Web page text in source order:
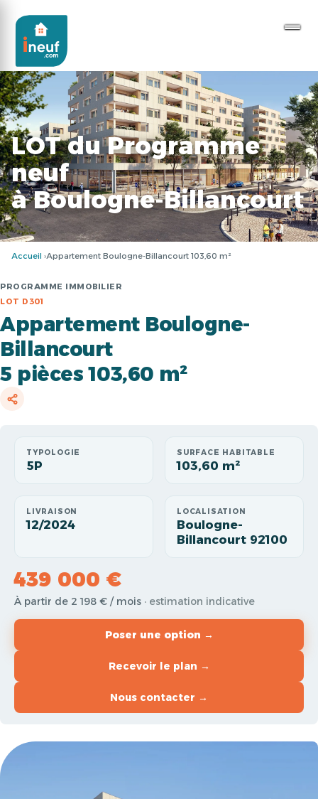
LOT du Programme
neuf
à Boulogne-Billancourt
Accueil Appartement Boulogne-Billancourt 103,60 m²
PROGRAMME IMMOBILIER
LOT D301
Appartement Boulogne-
Billancourt
5 pièces 103,60 m²
TYPOLOGIE
5P
SURFACE HABITABLE
103,60 m²
LIVRAISON
12/2024
LOCALISATION
Boulogne-
Billancourt 92100
439 000 €
À partir de 2 198 € / mois · estimation indicative
Poser une option →
Recevoir le plan →
Nous contacter →